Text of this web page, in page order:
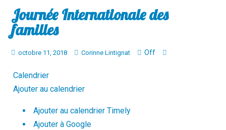
Journée Internationale des
familles
octobre 11, 2018 Corinne Lintignat Off
Calendrier
Ajouter au calendrier
Ajouter au calendrier Timely
Ajouter à Google